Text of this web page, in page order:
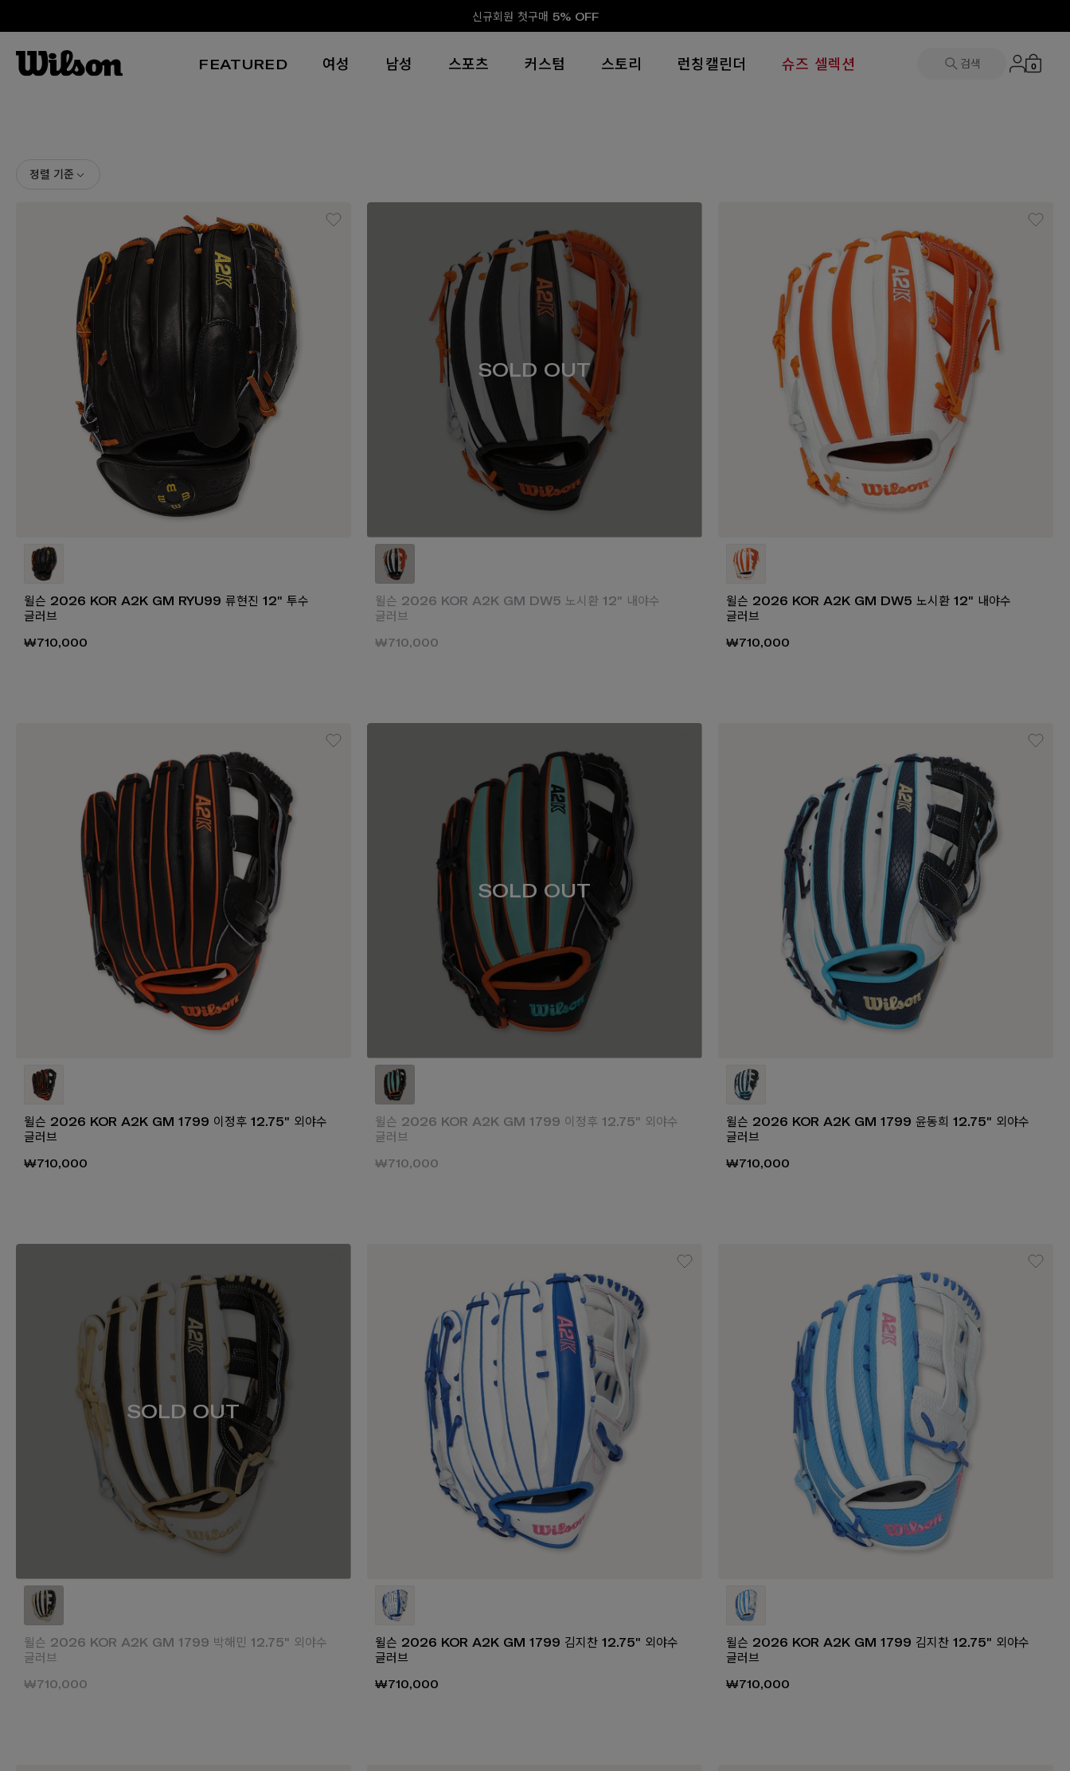
신규회원 첫구매 5% OFF
FEATURED 여성 남성 스포츠 커스텀 스토리 런칭캘린더 슈즈 셀렉션 검색 0
정렬 기준
윌슨 2026 KOR A2K GM RYU99 류현진 12" 투수
글러브
₩710,000
SOLD OUT
윌슨 2026 KOR A2K GM DW5 노시환 12" 내야수
글러브
₩710,000
윌슨 2026 KOR A2K GM DW5 노시환 12" 내야수
글러브
₩710,000
윌슨 2026 KOR A2K GM 1799 이정후 12.75" 외야수
글러브
₩710,000
SOLD OUT
윌슨 2026 KOR A2K GM 1799 이정후 12.75" 외야수
글러브
₩710,000
윌슨 2026 KOR A2K GM 1799 윤동희 12.75" 외야수
글러브
₩710,000
SOLD OUT
윌슨 2026 KOR A2K GM 1799 박해민 12.75" 외야수
글러브
₩710,000
윌슨 2026 KOR A2K GM 1799 김지찬 12.75" 외야수
글러브
₩710,000
윌슨 2026 KOR A2K GM 1799 김지찬 12.75" 외야수
글러브
₩710,000